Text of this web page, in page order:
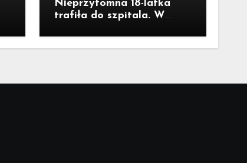
Nieprzytomna 18-latka
trafiła do szpitala. W
stężenie czadu